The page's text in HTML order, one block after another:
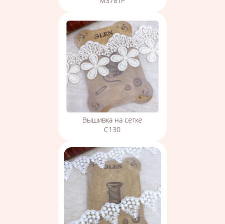
Вышивка на сетке
С130